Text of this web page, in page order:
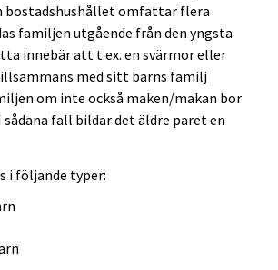
bostadshushållet omfattar flera
familjen utgående från den yngsta
innebär att t.ex. en svärmor eller
med sitt barns familj
om inte också maken/makan bor
sådana fall bildar det äldre paret en
i följande typer: